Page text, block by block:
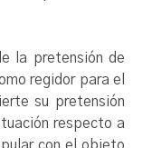
la pretensión de
regidor para el
su pretensión
respecto a